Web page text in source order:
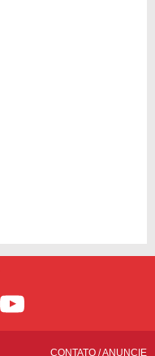
CONTATO /ANUNCIE